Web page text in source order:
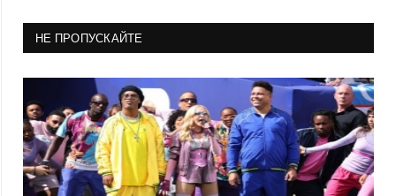
НЕ ПРОПУСКАЙТЕ